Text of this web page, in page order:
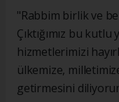
"Rabbim birlik ve
Çıktığımız bu
hizmetlerimizi
ülkemize,
getirmesini